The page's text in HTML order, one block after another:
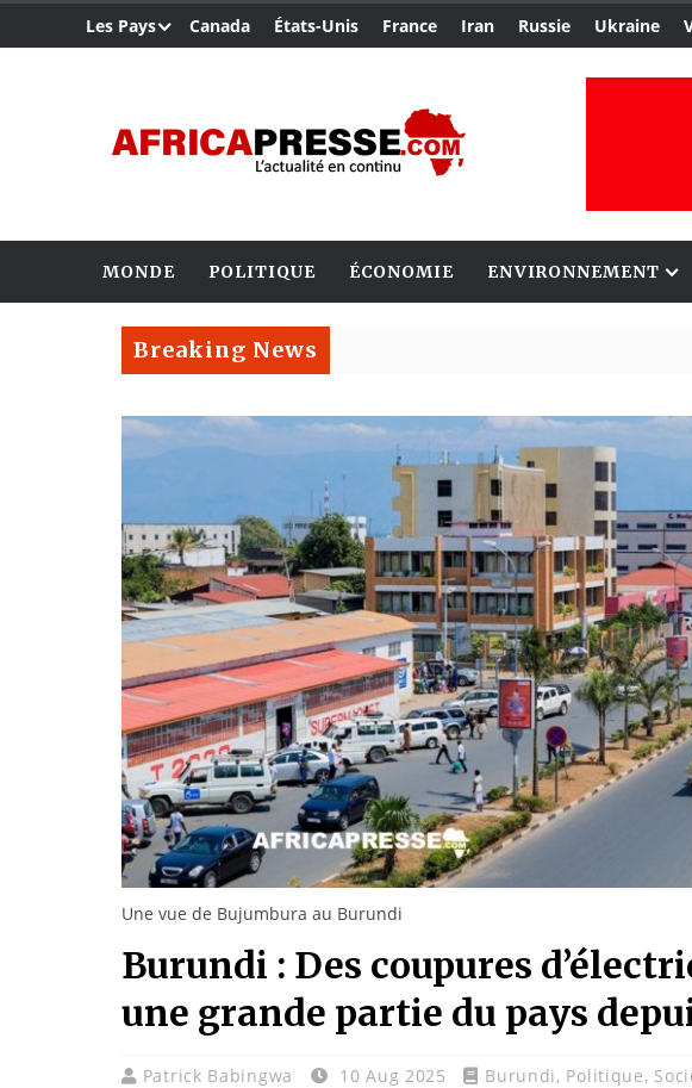
Les Pays Canada États-Unis France Iran Russie Ukraine
MONDE POLITIQUE ÉCONOMIE ENVIRONNEMENT
Breaking News
Une vue de Bujumbura au Burundi
Burundi : Des coupures
une grande partie du pays
Patrick Babingwa 10 Aug 2025 Burundi, Politique,